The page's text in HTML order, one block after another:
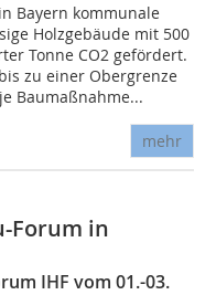
Bayern kommunale
Holzgebäude mit 500
Tonne CO2 gefördert.
zu einer Obergrenze
Baumaßnahme...
mehr
Forum in
IHF vom 01.-03.